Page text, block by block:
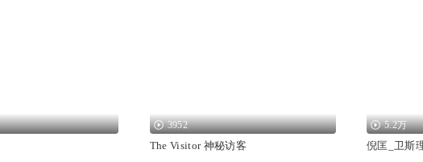
3952
The Visitor 神秘访客
5.2万
倪匡_卫斯